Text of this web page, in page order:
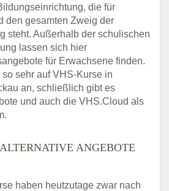
die für
den gesamten Zweig der
steht. Außerhalb der schulischen
lassen sich hier
für Erwachsene finden.
sehr auf VHS-Kurse in
an, schließlich gibt es
und auch die VHS.Cloud als
ANGEBOTE
haben heutzutage zwar nach